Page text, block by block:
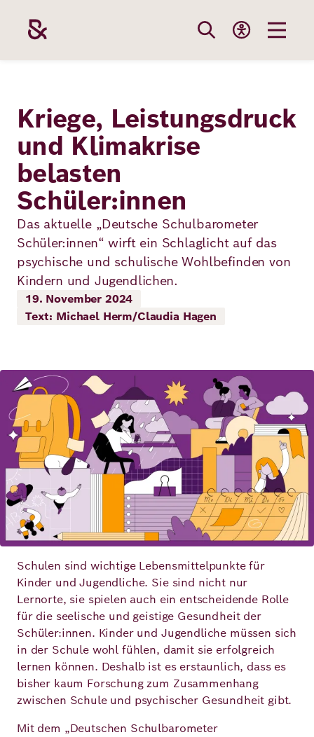
Inhalt
Stiftung
Themen
Förderung
Presse
Publikationen
Veranstaltungen
Robert
Bosch
Academy
Deutsch Englisch
Die Stiftung
Robert Bosch
Werte und
Jahresbericht
Initiativen
und
Einrichtungen
Unsere
Gesundheit
Demokratie
Klimawandel
Migration
Ukraine
Projekte
Aktuelle
Kriege, Leistungsdruck
und Klimakrise
belasten
Schüler:innen
Das aktuelle „Deutsche Schulbarometer
Schüler:innen“ wirft ein Schlaglicht auf das
psychische und schulische Wohlbefinden von
Kindern und Jugendlichen.
19. November 2024
Text: Michael Herm/Claudia Hagen
Bild
Schulen sind wichtige Lebensmittelpunkte für
Kinder und Jugendliche. Sie sind nicht nur
Lernorte, sie spielen auch ein entscheidende Rolle
für die seelische und geistige Gesundheit der
Schüler:innen. Kinder und Jugendliche müssen sich
in der Schule wohl fühlen, damit sie erfolgreich
lernen können. Deshalb ist es erstaunlich, dass es
bisher kaum Forschung zum Zusammenhang
zwischen Schule und psychischer Gesundheit gibt.
Mit dem „Deutschen Schulbarometer